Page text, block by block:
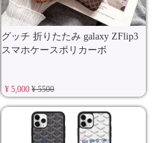
グッチ 折りたたみ galaxy ZFlip3
スマホケースポリカーボ
¥ 5,000¥ 5500